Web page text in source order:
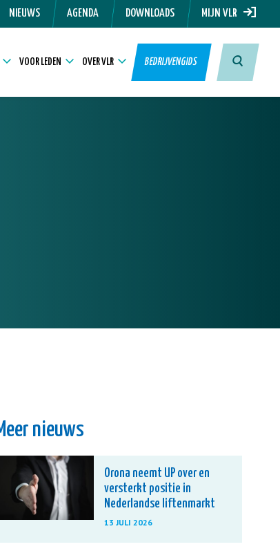
NIEUWS AGENDA DOWNLOADS MIJN VLR
VOOR LEDEN OVER VLR BEDRIJVENGIDS
nieuws
Orona neemt UP over en
versterkt positie in
Nederlandse liftenmarkt
13 JULI 2026